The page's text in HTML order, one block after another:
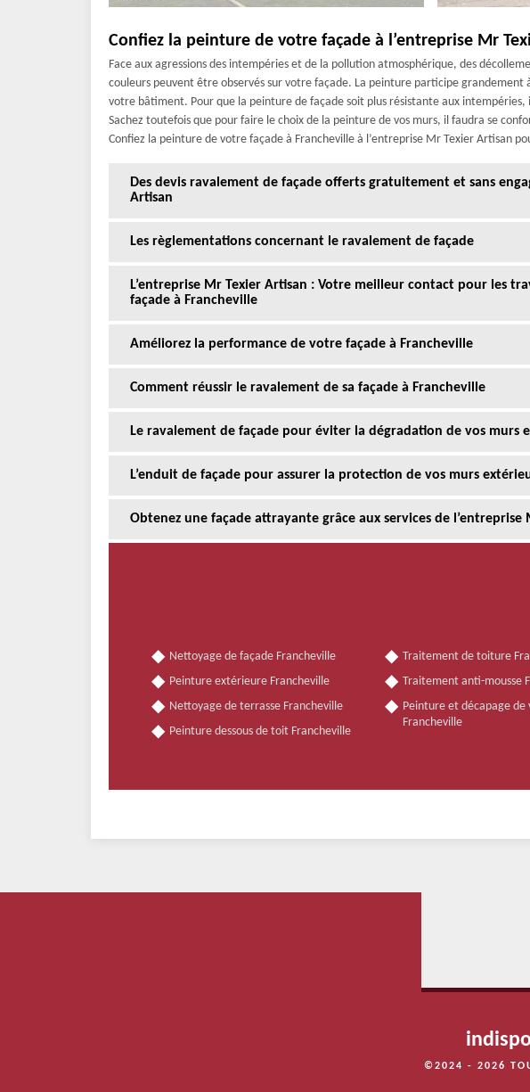
Confiez la peinture de votre façade à l’entreprise Mr
Face aux agressions des intempéries et de la pollution atmosphérique, des
couleurs peuvent être observés sur votre façade. La peinture participe grandement
votre bâtiment. Pour que la peinture de façade soit plus résistante aux intempéries,
Sachez toutefois que pour faire le choix de la peinture de vos murs, il faudra se
Confiez la peinture de votre façade à Francheville à l’entreprise Mr Texier Artisan
Des devis ravalement de façade offerts gratuitement et sans
Artisan
Les règlementations concernant le ravalement de façade
L’entreprise Mr Texier Artisan : Votre meilleur contact pour les
façade à Francheville
Améliorez la performance de votre façade à Francheville
Comment réussir le ravalement de sa façade à Francheville
Le ravalement de façade pour éviter la dégradation de vos murs
L’enduit de façade pour assurer la protection de vos murs
Obtenez une façade attrayante grâce aux services de l’entreprise
Nettoyage de façade Francheville
Peinture extérieure Francheville
Nettoyage de terrasse Francheville
Peinture dessous de toit Francheville
Traitement de toiture
Traitement anti-mousse
Peinture et décapage de
Francheville
©2024 - 2026